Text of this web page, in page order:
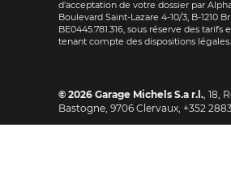
d'acceptation de votre dossier par
Boulevard Saint-Lazare 4-10/3, B-1210
BE0445.781.316, sous réserve des tarifs
tenant compte des dispositions légales.
© 2026 Garage Michels S.a r.l. 18,
Bastogne 9706 Clervaux, +352